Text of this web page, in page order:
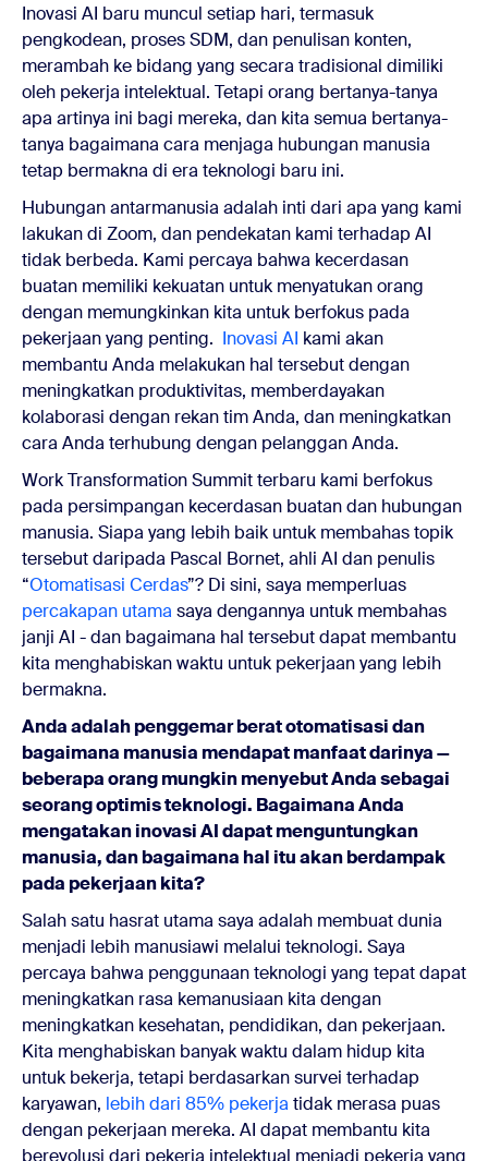
Inovasi AI baru muncul setiap hari, termasuk
pengkodean, proses SDM, dan penulisan konten,
merambah ke bidang yang secara tradisional dimiliki
oleh pekerja intelektual. Tetapi orang bertanya-tanya
apa artinya ini bagi mereka, dan kita semua bertanya-
tanya bagaimana cara menjaga hubungan manusia
tetap bermakna di era teknologi baru ini.
Hubungan antarmanusia adalah inti dari apa yang kami
lakukan di Zoom, dan pendekatan kami terhadap AI
tidak berbeda. Kami percaya bahwa kecerdasan
buatan memiliki kekuatan untuk menyatukan orang
dengan memungkinkan kita untuk berfokus pada
pekerjaan yang penting. Inovasi AI kami akan
membantu Anda melakukan hal tersebut dengan
meningkatkan produktivitas, memberdayakan
kolaborasi dengan rekan tim Anda, dan meningkatkan
cara Anda terhubung dengan pelanggan Anda.
Work Transformation Summit terbaru kami berfokus
pada persimpangan kecerdasan buatan dan hubungan
manusia. Siapa yang lebih baik untuk membahas topik
tersebut daripada Pascal Bornet, ahli AI dan penulis
“Otomatisasi Cerdas”? Di sini, saya memperluas
percakapan utama saya dengannya untuk membahas
janji AI - dan bagaimana hal tersebut dapat membantu
kita menghabiskan waktu untuk pekerjaan yang lebih
bermakna.
Anda adalah penggemar berat otomatisasi dan
bagaimana manusia mendapat manfaat darinya —
beberapa orang mungkin menyebut Anda sebagai
seorang optimis teknologi. Bagaimana Anda
mengatakan inovasi AI dapat menguntungkan
manusia, dan bagaimana hal itu akan berdampak
pada pekerjaan kita?
Salah satu hasrat utama saya adalah membuat dunia
menjadi lebih manusiawi melalui teknologi. Saya
percaya bahwa penggunaan teknologi yang tepat dapat
meningkatkan rasa kemanusiaan kita dengan
meningkatkan kesehatan, pendidikan, dan pekerjaan.
Kita menghabiskan banyak waktu dalam hidup kita
untuk bekerja, tetapi berdasarkan survei terhadap
karyawan, lebih dari 85% pekerja tidak merasa puas
dengan pekerjaan mereka. AI dapat membantu kita
berevolusi dari pekerja intelektual menjadi pekerja yang